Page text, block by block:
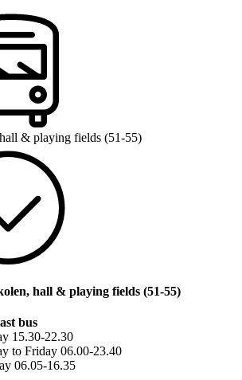
& playing fields (51-55)
hall & playing fields (51-55)
bus
15.30-22.30
to Friday 06.00-23.40
06.05-16.35